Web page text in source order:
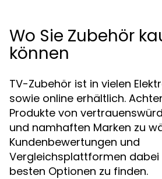
Wo Sie Zubehör
können
TV-Zubehör ist in vielen
sowie online erhältlich.
Produkte von
und namhaften Marken zu
Kundenbewertungen und
Vergleichsplattformen dabei
besten Optionen zu finden.